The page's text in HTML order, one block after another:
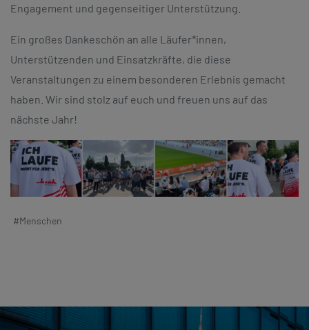
Engagement und gegenseitiger Unterstützung.
Ein großes Dankeschön an alle Läufer*innen,
Unterstützenden und Einsatzkräfte, die diese
Veranstaltungen zu einem besonderen Erlebnis gemacht
haben. Wir sind stolz auf euch und freuen uns auf das
nächste Jahr!
#Menschen